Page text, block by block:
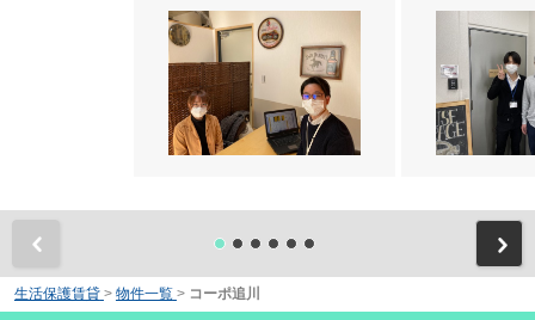
生活保護賃貸 > 物件一覧 > コーポ追川